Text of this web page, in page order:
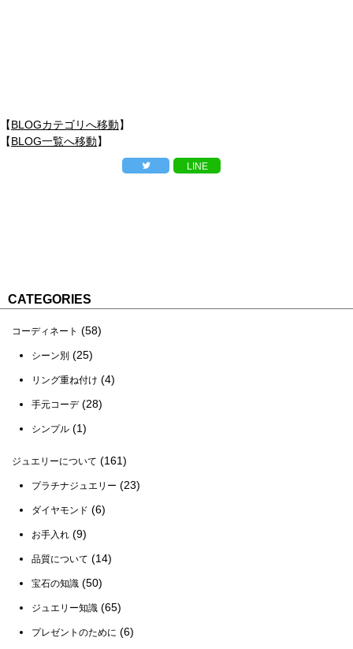
【BLOGカテゴリへ移動】
【BLOG一覧へ移動】
LINE
CATEGORIES
コーディネート (58)
シーン別 (25)
リング重ね付け (4)
手元コーデ(28)
シンプル (1)
ジュエリーについて (161)
プラチナジュエリー (23)
ダイヤモンド (6)
お手入れ (9)
品質について (14)
宝石の知識 (50)
ジュエリー知識 (65)
プレゼントのために (6)